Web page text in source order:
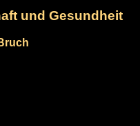
und Gesundheit